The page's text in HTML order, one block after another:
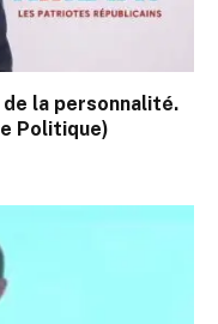
la personnalité.
Politique)